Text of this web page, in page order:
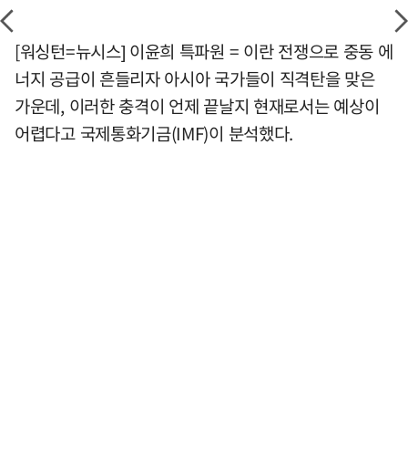
[워싱턴=뉴시스] 이윤희 특파원 = 이란 전쟁으로 중동 에
너지 공급이 흔들리자 아시아 국가들이 직격탄을 맞은
가운데, 이러한 충격이 언제 끝날지 현재로서는 예상이
어렵다고 국제통화기금(IMF)이 분석했다.